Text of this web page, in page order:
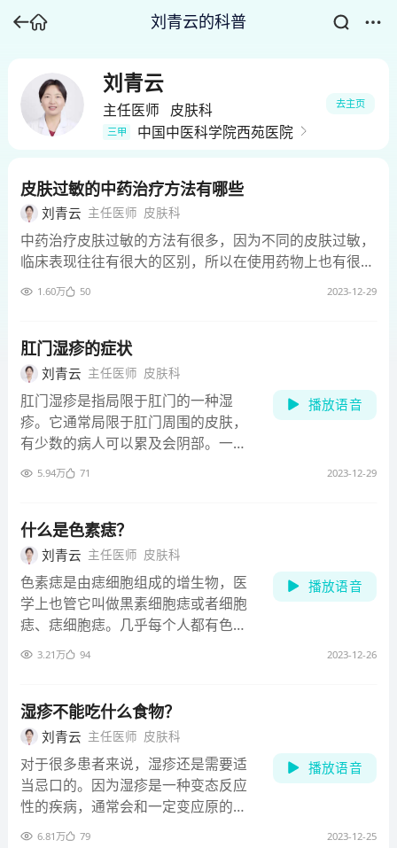
刘青云的科普
刘青云
主任医师 皮肤科
三甲 中国中医科学院西苑医院
去主页
皮肤过敏的中药治疗方法有哪些
刘青云 主任医师 皮肤科
中药治疗皮肤过敏的方法有很多，因为不同的皮肤过敏，
临床表现往往有很大的区别，所以在使用药物上也有很大
不同。 如果皮肤过敏主要表现为红色的丘疹和瘙痒，在
药物。如果过敏主要表现为丘疱疹、水疱和渗出，则需要
使用清热利湿的药物，同时还可以配合使用外用药物，从
而达到收敛、止痒的目的。
1.60万 50 2023-12-29
肛门湿疹的症状
刘青云 主任医师 皮肤科
肛门湿疹是指局限于肛门的一种湿
疹。它通常局限于肛门周围的皮肤，
有少数的病人可以累及会阴部。一般
来说，肛门湿疹瘙痒是比较剧烈的，
因为瘙痒剧烈，抓后可以出现皲裂，
有时候有一定的渗出。如果伴发感
染，可能会有脓性分泌物。
播放语音
5.94万 71 2023-12-29
什么是色素痣？
刘青云 主任医师 皮肤科
色素痣是由痣细胞组成的增生物，医
学上也管它叫做黒素细胞痣或者细胞
痣、痣细胞痣。几乎每个人都有色素
痣，从婴儿期到老年期都可以发生。
的临床表现一般为直径小于6mm的斑
疹、丘疹、结节，表面光滑或者不光
滑均可，多数为圆性，可以对称分
布，界限清楚，边缘规则，色素均
匀，数目多少不等，可以是单发的，
也可以说数个，甚至数十个。 有些色
素痣处可以有一根到数根短而粗的黒
播放语音
3.21万 94 2023-12-26
湿疹不能吃什么食物？
刘青云 主任医师 皮肤科
对于很多患者来说，湿疹还是需要适
当忌口的。因为湿疹是一种变态反应
性的疾病，通常会和一定变应原的刺
激有关，也就是老百姓通常说的过敏
播放语音
6.81万 79 2023-12-25